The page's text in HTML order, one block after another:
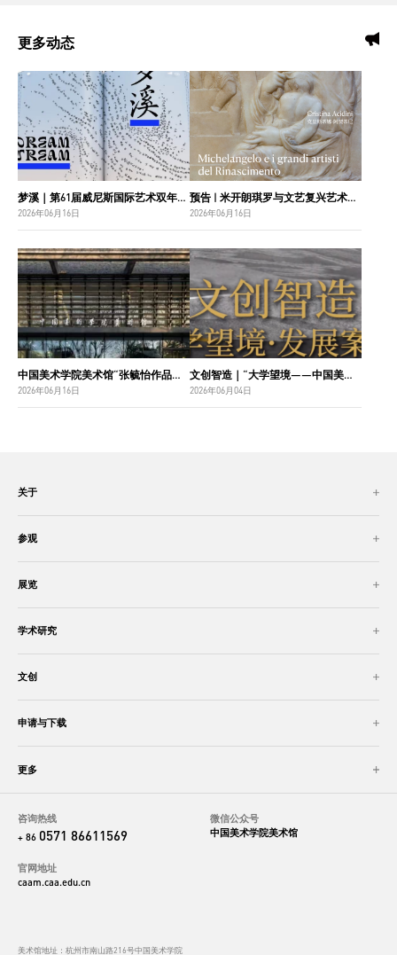
更多动态
梦溪｜第61届威尼斯国际艺术双年展中国国家馆主视觉设计
2026年06月16日
预告 | 米开朗琪罗与文艺复兴艺术巨匠：佛罗伦萨博纳罗蒂之家珍藏
2026年06月16日
中国美术学院美术馆“张毓怡作品捐赠收藏项目”入选“2026年度国家美术作品收藏和捐赠奖励项目名单”
2026年06月16日
文创智造｜“大学望境——中国美术学院建设世界一流大学二十周年”特展导览
2026年06月04日
关于
参观
展览
学术研究
文创
申请与下载
更多
咨询热线
+ 86 0571 86611569
官网地址
caam.caa.edu.cn
微信公众号
中国美术学院美术馆
美术馆地址：杭州市南山路216号中国美术学院